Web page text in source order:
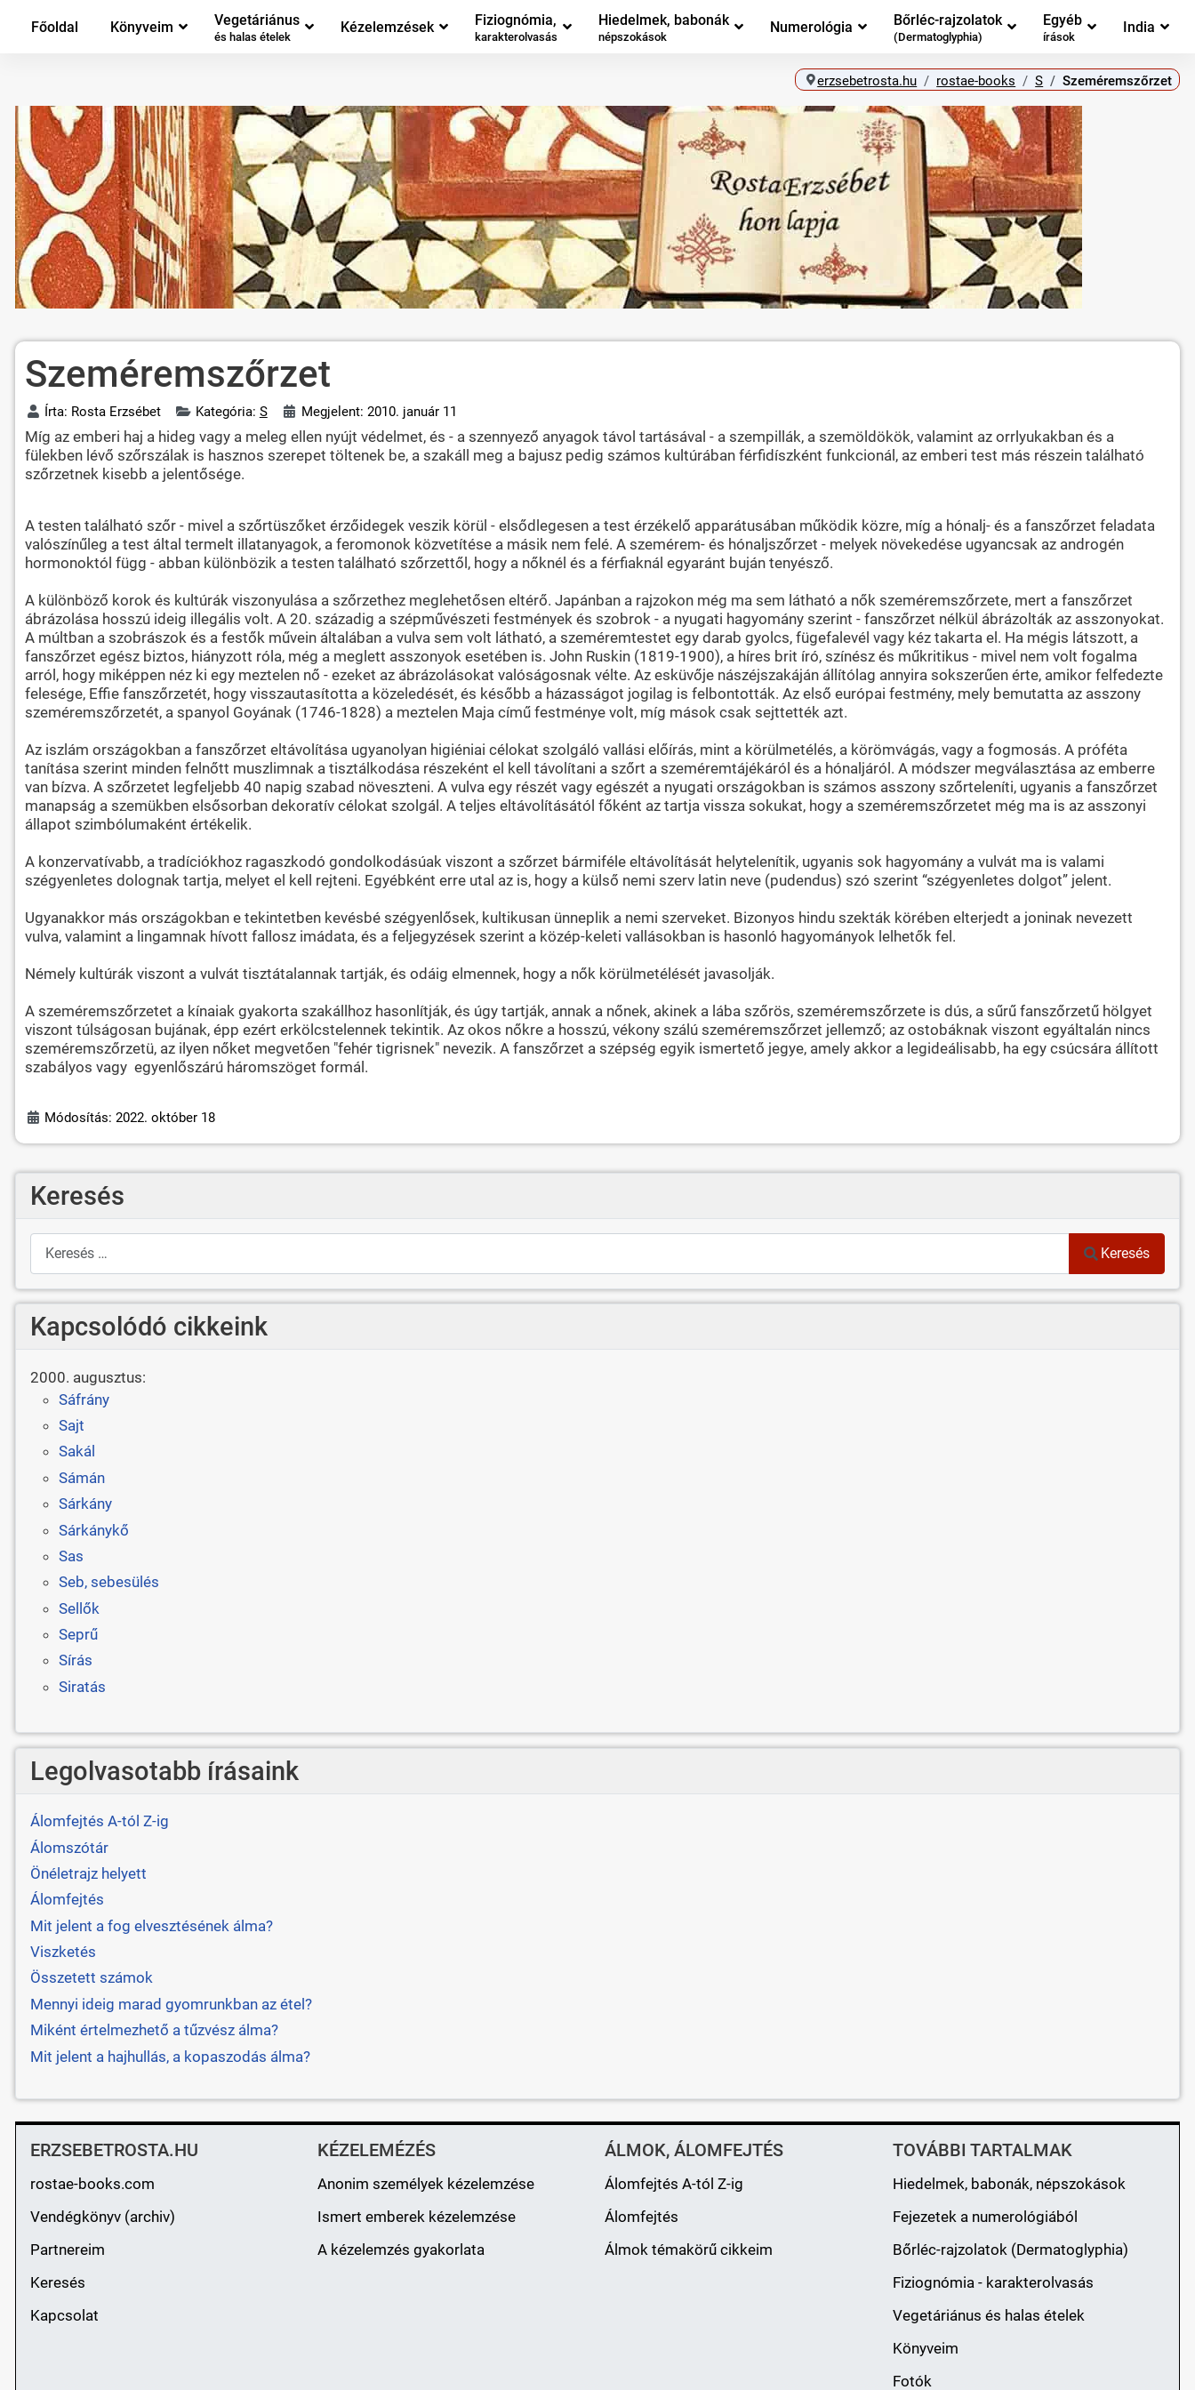
Főoldal Könyveim Vegetáriánus
és halas ételek
Kézelemzések Fiziognómia,
karakterolvasás
Hiedelmek, babonák
népszokások
Numerológia Bőrléc-rajzolatok
(Dermatoglyphia)
Egyéb
írások
India
erzsebetrosta.hu rostae-books S Szeméremszőrzet
Szeméremszőrzet
Írta: Rosta Erzsébet Kategória: S Megjelent: 2010. január 11
Míg az emberi haj a hideg vagy a meleg ellen nyújt védelmet, és - a szennyező anyagok távol tartásával - a szempillák, a szemöldökök, valamint az orrlyukakban és a
fülekben lévő szőrszálak is hasznos szerepet töltenek be, a szakáll meg a bajusz pedig számos kultúrában férfidíszként funkcionál, az emberi test más részein található
szőrzetnek kisebb a jelentősége.
A testen található szőr - mivel a szőrtüszőket érzőidegek veszik körül - elsődlegesen a test érzékelő apparátusában működik közre, míg a hónalj- és a fanszőrzet feladata
valószínűleg a test által termelt illatanyagok, a feromonok közvetítése a másik nem felé. A szemérem- és hónaljszőrzet - melyek növekedése ugyancsak az androgén
hormonoktól függ - abban különbözik a testen található szőrzettől, hogy a nőknél és a férfiaknál egyaránt buján tenyésző.
A különböző korok és kultúrák viszonyulása a szőrzethez meglehetősen eltérő. Japánban a rajzokon még ma sem látható a nők szeméremszőrzete, mert a fanszőrzet
ábrázolása hosszú ideig illegális volt. A 20. századig a szépművészeti festmények és szobrok - a nyugati hagyomány szerint - fanszőrzet nélkül ábrázolták az asszonyokat.
A múltban a szobrászok és a festők művein általában a vulva sem volt látható, a szeméremtestet egy darab gyolcs, fügefalevél vagy kéz takarta el. Ha mégis látszott, a
fanszőrzet egész biztos, hiányzott róla, még a meglett asszonyok esetében is. John Ruskin (1819-1900), a híres brit író, színész és műkritikus - mivel nem volt fogalma
arról, hogy miképpen néz ki egy meztelen nő - ezeket az ábrázolásokat valóságosnak vélte. Az esküvője nászéjszakáján állítólag annyira sokszerűen érte, amikor felfedezte
felesége, Effie fanszőrzetét, hogy visszautasította a közeledését, és később a házasságot jogilag is felbontották. Az első európai festmény, mely bemutatta az asszony
szeméremszőrzetét, a spanyol Goyának (1746-1828) a meztelen Maja című festménye volt, míg mások csak sejttették azt.
Az iszlám országokban a fanszőrzet eltávolítása ugyanolyan higiéniai célokat szolgáló vallási előírás, mint a körülmetélés, a körömvágás, vagy a fogmosás. A próféta
tanítása szerint minden felnőtt muszlimnak a tisztálkodása részeként el kell távolítani a szőrt a szeméremtájékáról és a hónaljáról. A módszer megválasztása az emberre
van bízva. A szőrzetet legfeljebb 40 napig szabad növeszteni. A vulva egy részét vagy egészét a nyugati országokban is számos asszony szőrteleníti, ugyanis a fanszőrzet
manapság a szemükben elsősorban dekoratív célokat szolgál. A teljes eltávolításától főként az tartja vissza sokukat, hogy a szeméremszőrzetet még ma is az asszonyi
állapot szimbólumaként értékelik.
A konzervatívabb, a tradíciókhoz ragaszkodó gondolkodásúak viszont a szőrzet bármiféle eltávolítását helytelenítik, ugyanis sok hagyomány a vulvát ma is valami
szégyenletes dolognak tartja, melyet el kell rejteni. Egyébként erre utal az is, hogy a külső nemi szerv latin neve (pudendus) szó szerint “szégyenletes dolgot” jelent.
Ugyanakkor más országokban e tekintetben kevésbé szégyenlősek, kultikusan ünneplik a nemi szerveket. Bizonyos hindu szekták körében elterjedt a joninak nevezett
vulva, valamint a lingamnak hívott fallosz imádata, és a feljegyzések szerint a közép-keleti vallásokban is hasonló hagyományok lelhetők fel.
Némely kultúrák viszont a vulvát tisztátalannak tartják, és odáig elmennek, hogy a nők körülmetélését javasolják.
A szeméremszőrzetet a kínaiak gyakorta szakállhoz hasonlítják, és úgy tartják, annak a nőnek, akinek a lába szőrös, szeméremszőrzete is dús, a sűrű fanszőrzetű hölgyet
viszont túlságosan bujának, épp ezért erkölcstelennek tekintik. Az okos nőkre a hosszú, vékony szálú szeméremszőrzet jellemző; az ostobáknak viszont egyáltalán nincs
szeméremszőrzetü, az ilyen nőket megvetően "fehér tigrisnek" nevezik. A fanszőrzet a szépség egyik ismertető jegye, amely akkor a legideálisabb, ha egy csúcsára állított
szabályos vagy egyenlőszárú háromszöget formál.
Módosítás: 2022. október 18
Keresés
Keresés
Keresés
Kapcsolódó cikkeink
2000. augusztus:
Sáfrány
Sajt
Sakál
Sámán
Sárkány
Sárkánykő
Sas
Seb, sebesülés
Sellők
Seprű
Sírás
Siratás
Legolvasotabb írásaink
Álomfejtés A-tól Z-ig
Álomszótár
Önéletrajz helyett
Álomfejtés
Mit jelent a fog elvesztésének álma?
Viszketés
Összetett számok
Mennyi ideig marad gyomrunkban az étel?
Miként értelmezhető a tűzvész álma?
Mit jelent a hajhullás, a kopaszodás álma?
ERZSEBETROSTA.HU
rostae-books.com
Vendégkönyv (archiv)
Partnereim
Keresés
Kapcsolat
KÉZELEMÉZÉS
Anonim személyek kézelemzése
Ismert emberek kézelemzése
A kézelemzés gyakorlata
ÁLMOK, ÁLOMFEJTÉS
Álomfejtés A-tól Z-ig
Álomfejtés
Álmok témakörű cikkeim
TOVÁBBI TARTALMAK
Hiedelmek, babonák, népszokások
Fejezetek a numerológiából
Bőrléc-rajzolatok (Dermatoglyphia)
Fiziognómia - karakterolvasás
Vegetáriánus és halas ételek
Könyveim
Fotók